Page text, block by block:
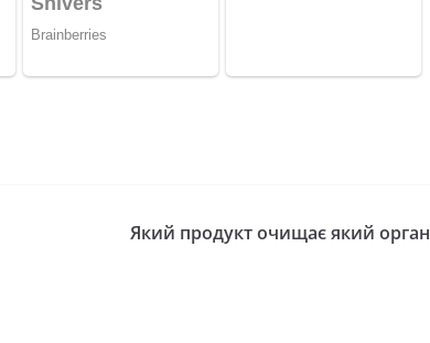
Який продукт очищає який орган